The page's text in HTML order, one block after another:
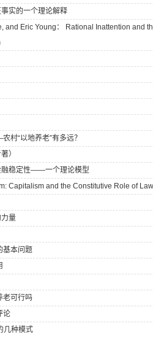
实的一个理论解释
and Eric Young： Rational Inattention and
村“以地养老”有多远？
）
融稳定性——一个理论模型
Capitalism and the Constitutive Role of Law
量
基本问题
老可行吗
论
几种模式